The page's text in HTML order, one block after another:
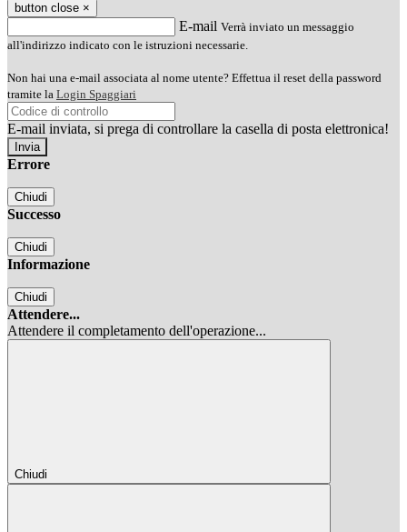
button close ×
E-mail Verrà inviato un messaggio
all'indirizzo indicato con le istruzioni necessarie.
Non hai una e-mail associata al nome utente? Effettua il reset della password
tramite la Login Spaggiari
E-mail inviata, si prega di controllare la casella di posta elettronica!
Errore
Chiudi
Successo
Chiudi
Informazione
Chiudi
Attendere...
Attendere il completamento dell'operazione...
Chiudi